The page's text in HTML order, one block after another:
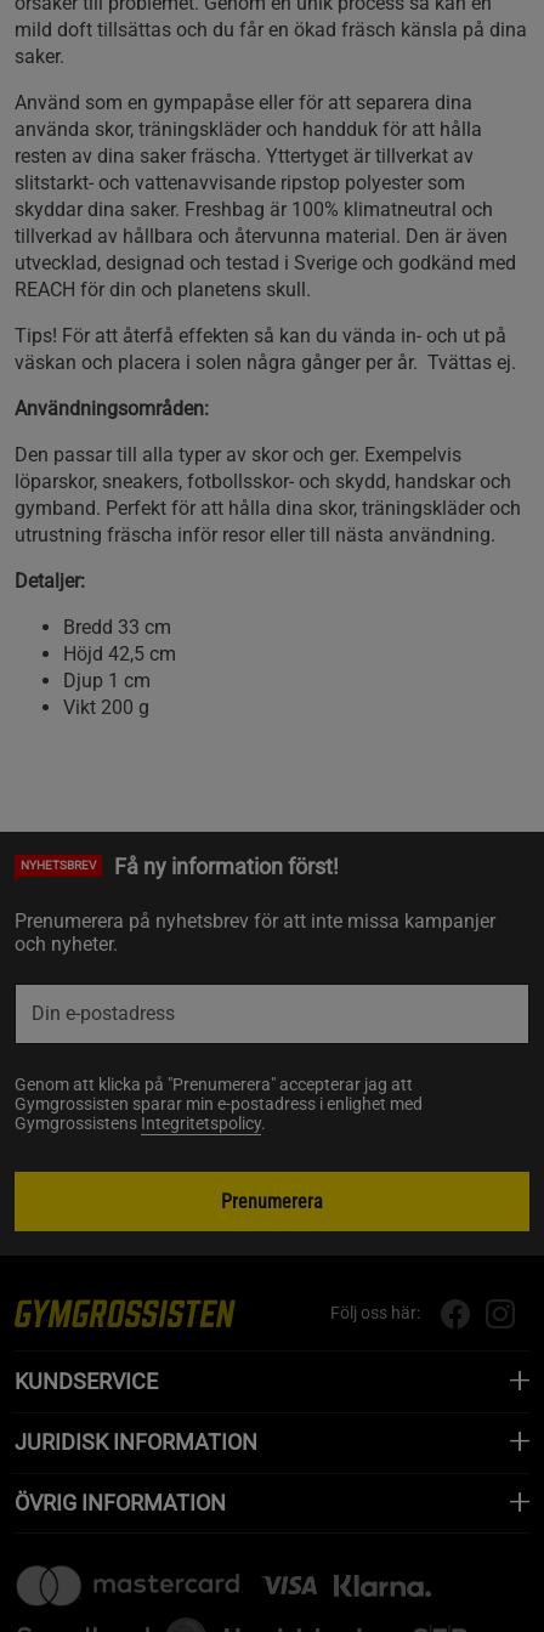
mild doft tillsättas och du får en ökad fräsch känsla på dina
saker.
Använd som en gympapåse eller för att separera dina
använda skor, träningskläder och handduk för att hålla
resten av dina saker fräscha. Yttertyget är tillverkat av
slitstarkt- och vattenavvisande ripstop polyester som
skyddar dina saker. Freshbag är 100% klimatneutral och
tillverkad av hållbara och återvunna material. Den är även
utvecklad, designad och testad i Sverige och godkänd med
REACH för din och planetens skull.
Tips! För att återfå effekten så kan du vända in- och ut på
väskan och placera i solen några gånger per år. Tvättas ej.
Användningsområden:
Den passar till alla typer av skor och ger. Exempelvis
löparskor, sneakers, fotbollsskor- och skydd, handskar och
gymband. Perfekt för att hålla dina skor, träningskläder och
utrustning fräscha inför resor eller till nästa användning.
Detaljer:
Bredd 33 cm
Höjd 42,5 cm
Djup 1 cm
Vikt 200 g
NYHETSBREV Få ny information först!
Prenumerera på nyhetsbrev för att inte missa kampanjer
och nyheter.
Genom att klicka på "Prenumerera" accepterar jag att
Gymgrossisten sparar min e-postadress i enlighet med
Gymgrossistens Integritetspolicy.
Prenumerera
Följ oss här:
KUNDSERVICE
JURIDISK INFORMATION
ÖVRIG INFORMATION